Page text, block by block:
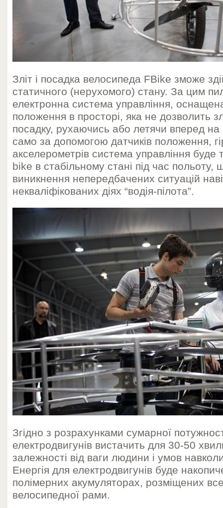
Зліт і посадка велосипеда FBike зможе
статичного (нерухомого) стану. За цим
електронна система управління,
положення в просторі, яка не дозволить
посадку, рухаючись або летячи вперед на
само за допомогою датчиків положення,
акселерометрів система управління
bike в стабільному стані під час польоту,
виникнення непередбачених ситуацій
некваліфікованих діях “водія-пілота”.
Згідно з розрахунками сумарної
електродвигунів вистачить для 30-50
залежності від ваги людини і умов
Енергія для електродвигунів буде
полімерних акумуляторах, розміщених
велосипедної рами.